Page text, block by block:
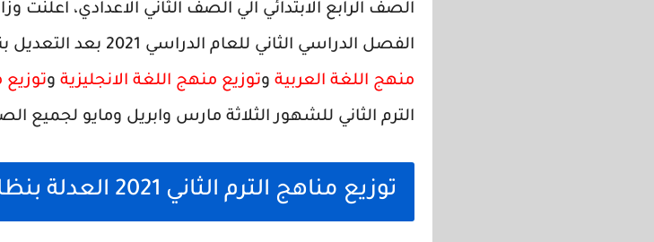
الصف الرابع الابتدائي الي الصف الثاني الاعدادي، اعلنت
الفصل الدراسي الثاني للعام الدراسي 2021 بعد التعديل بنظام الأشهر، سوف نتعرف اليوم عن
منهج اللغة العربية وتوزيع منهج اللغة الانجليزية و
الترم الثاني للشهور الثلاثة مارس وابريل ومايو لجميع
توزيع مناهج الترم الثاني 2021 العدلة بنظام الأشهر